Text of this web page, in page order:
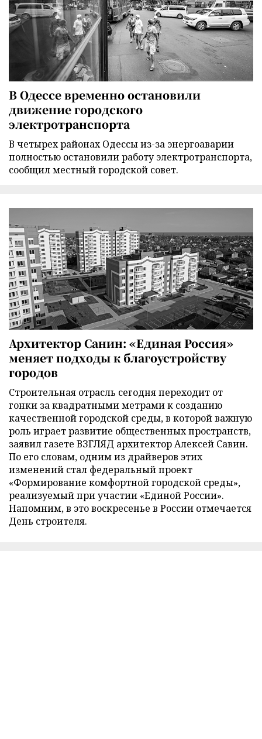
В Одессе временно остановили
движение городского
электротранспорта
В четырех районах Одессы из-за энергоаварии
полностью остановили работу электротранспорта,
сообщил местный городской совет.
Архитектор Санин: «Единая Россия»
меняет подходы к благоустройству
городов
Строительная отрасль сегодня переходит от
гонки за квадратными метрами к созданию
качественной городской среды, в которой важную
роль играет развитие общественных пространств,
заявил газете ВЗГЛЯД архитектор Алексей Савин.
По его словам, одним из драйверов этих
изменений стал федеральный проект
«Формирование комфортной городской среды»,
реализуемый при участии «Единой России».
Напомним, в это воскресенье в России отмечается
День строителя.